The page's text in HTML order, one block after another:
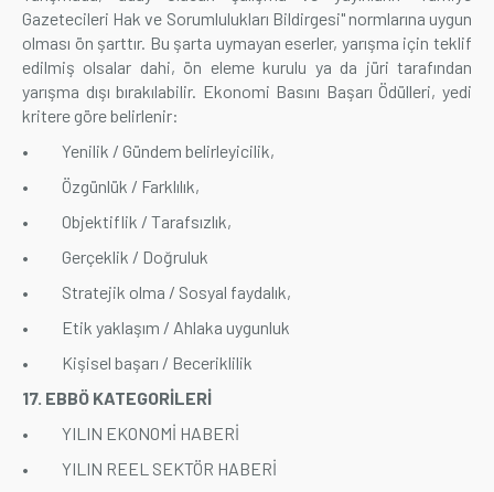
Gazetecileri Hak ve Sorumlulukları Bildirgesi" normlarına uygun
olması ön şarttır. Bu şarta uymayan eserler, yarışma için teklif
edilmiş olsalar dahi, ön eleme kurulu ya da jüri tarafından
yarışma dışı bırakılabilir. Ekonomi Basını Başarı Ödülleri, yedi
kritere göre belirlenir:
• Yenilik / Gündem belirleyicilik,
• Özgünlük / Farklılık,
• Objektiflik / Tarafsızlık,
• Gerçeklik / Doğruluk
• Stratejik olma / Sosyal faydalık,
• Etik yaklaşım / Ahlaka uygunluk
• Kişisel başarı / Beceriklilik
17. EBBÖ KATEGORİLERİ
• YILIN EKONOMİ HABERİ
• YILIN REEL SEKTÖR HABERİ